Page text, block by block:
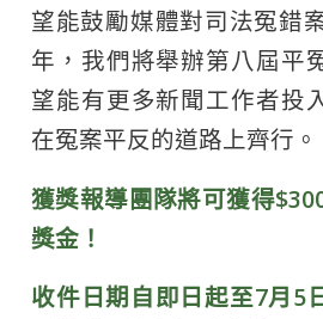
望能鼓勵媒體對司法冤錯
年，我們將舉辦第八屆平
望能有更多新聞工作者投
在冤案平反的道路上齊行。
獲獎報導團隊將可獲得
獎金！
收件日期自即日起至7月5